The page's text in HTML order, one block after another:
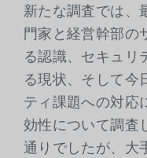
新たな調査では、
門家と経営幹部の
る認識、セキュリ
る現状、そして今
ティ課題への対応
効性について調査
通りでしたが、大